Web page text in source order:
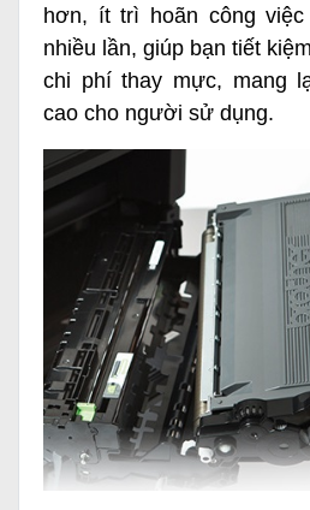
hơn, ít trì hoãn công
nhiều lần, giúp bạn tiết
chi phí thay mực, mang
cao cho người sử dụng.